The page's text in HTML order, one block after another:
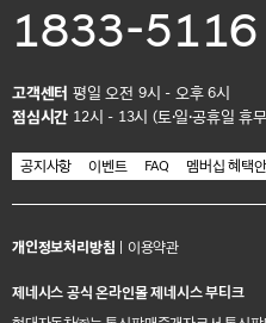
1833-5116
고객센터 평일 오전 9시 - 오후 6시
점심시간 12시 - 13시 (토·일·공휴일 휴
공지사항 이벤트 FAQ 멤버십 혜택
개인정보처리방침 이용약관
제네시스 공식 온라인몰 제네시스 부티크